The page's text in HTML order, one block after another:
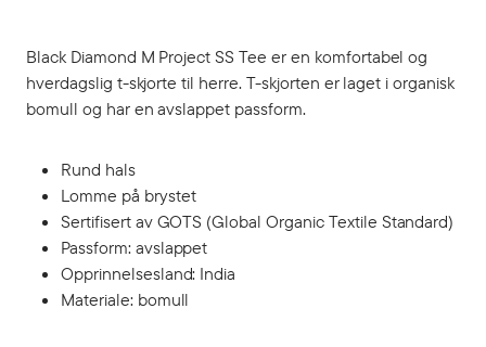
Black Diamond M Project SS Tee er en komfortabel og
hverdagslig t-skjorte til herre. T-skjorten er laget i organisk
bomull og har en avslappet passform.
Rund hals
Lomme på brystet
Sertifisert av GOTS (Global Organic Textile Standard)
Passform: avslappet
Opprinnelsesland: India
Materiale: bomull